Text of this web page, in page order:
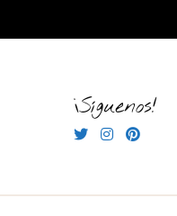
¡Síguenos!